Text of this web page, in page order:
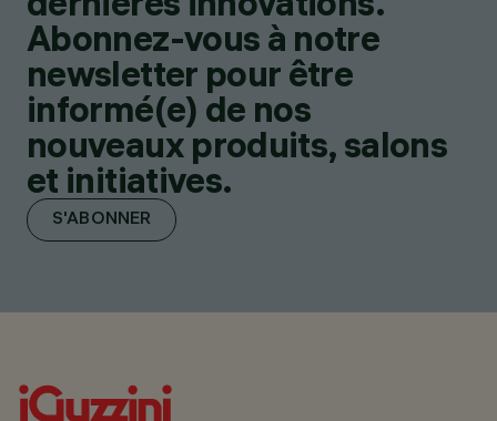
Abonnez-vous à notre
newsletter pour être
informé(e) de nos
nouveaux produits, salons
et initiatives.
S'ABONNER